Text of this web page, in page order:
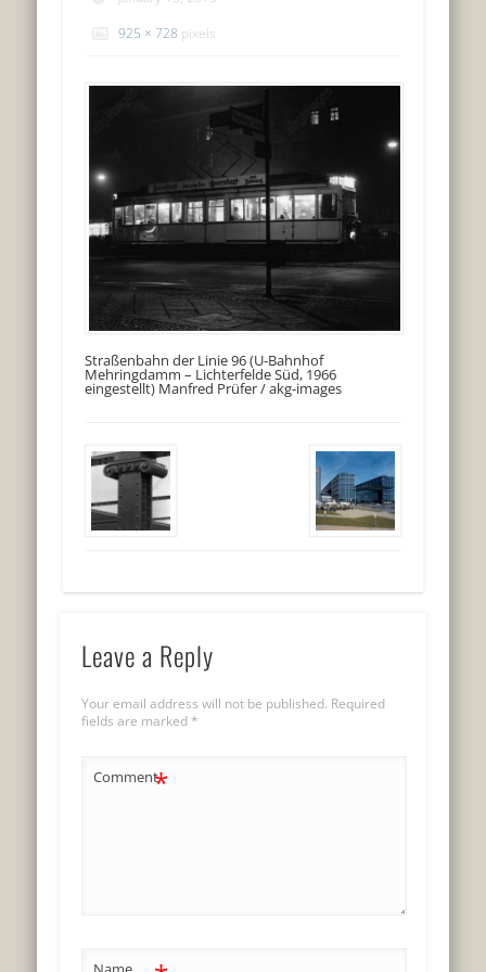
925 × 728 pixels
Straßenbahn der Linie 96 (U-Bahnhof
Mehringdamm – Lichterfelde Süd, 1966
eingestellt) Manfred Prüfer / akg-images
Leave a Reply
Your email address will not be published. Required
fields are marked *
Comment*